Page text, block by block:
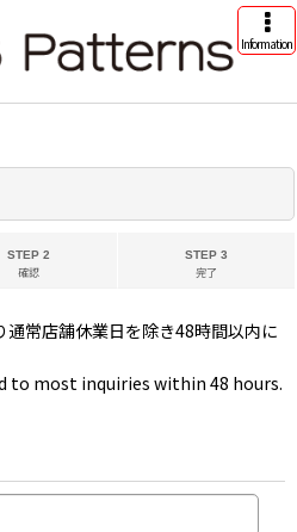
Information
STEP 2
確認
STEP 3
完了
常店舗休業日を除き48時間以内に
to most inquiries within 48 hours.